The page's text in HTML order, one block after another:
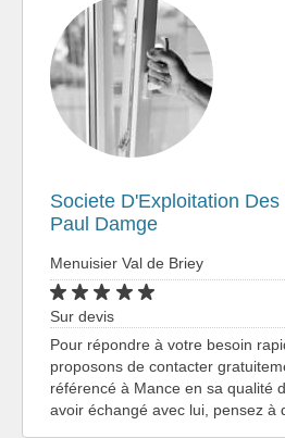
Societe D'Exploitation
Paul Damge
Menuisier Val de Briey
Sur devis
Pour répondre à votre besoin
proposons de contacter
référencé à Mance en sa qualité
avoir échangé avec lui, pensez à